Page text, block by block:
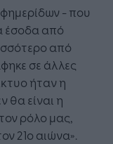
- που
έσοδα από
από
σε άλλες
ήταν η
θα είναι η
ρόλο μας,
21ο αιώνα».